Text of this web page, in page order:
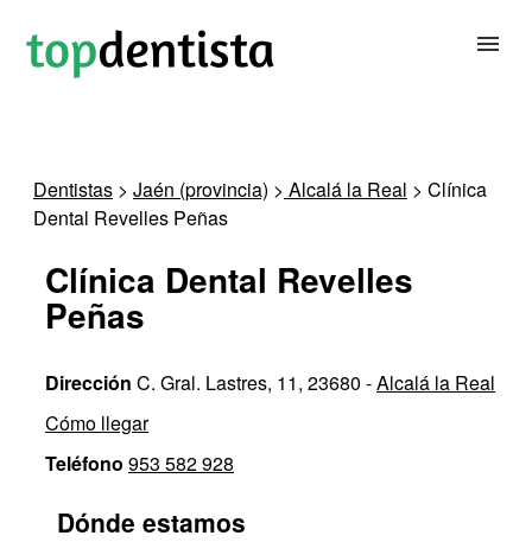
PARA CLÍNICAS DENTALES
CONTACTAR
Dentistas > Jaén (provincia) > Alcalá la Real > Clínica
Dental Revelles Peñas
Clínica Dental Revelles
Peñas
Dirección C. Gral. Lastres, 11, 23680 -Alcalá la Real
Cómo llegar
Teléfono 953 582 928
Dónde estamos